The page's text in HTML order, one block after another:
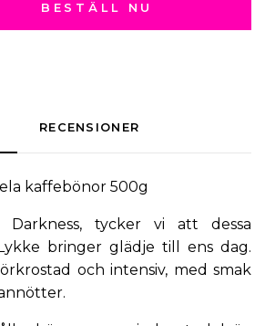
BESTÄLL NU
RECENSIONER
kaffebönor 500g
tycker vi att dessa
bringer glädje till ens dag.
och intensiv, med smak